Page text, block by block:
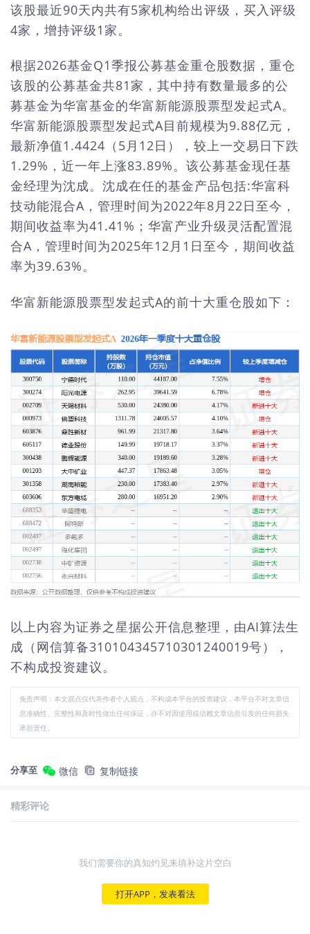
该股最近90天内共有5家机构给出评级，买入评级
4家，增持评级1家。
根据2026基金Q1季报公募基金重仓股数据，重仓
该股的公募基金共81家，其中持有数量最多的公
募基金为华富基金的华富新能源股票型发起式A。
华富新能源股票型发起式A目前规模为9.88亿元，
最新净值1.4424（5月12日），较上一交易日下跌
1.29%，近一年上涨83.89%。该公募基金现任基
金经理为沈成。沈成在任的基金产品包括:华富科
技动能混合A，管理时间为2022年8月22日至今，
期间收益率为41.41%；华富产业升级灵活配置混
合A，管理时间为2025年12月1日至今，期间收益
率为39.63%。
华富新能源股票型发起式A的前十大重仓股如下：
以上内容为证券之星据公开信息整理，由AI算法生
成（网信算备310104345710301240019号），
不构成投资建议。
免责声明：本文观点仅代表作者个人观点，不构成本平台的投资建议，本平台不对文章信
息准确性、完整性和及时性做出任何保证，亦不对因使用或信赖文章信息引发的任何损失
承担责任。
分享至 微信 复制链接
精彩评论
我们需要你的真知灼见来填补这片空白
打开APP，发表看法